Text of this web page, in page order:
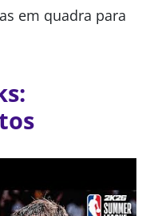
em quadra para